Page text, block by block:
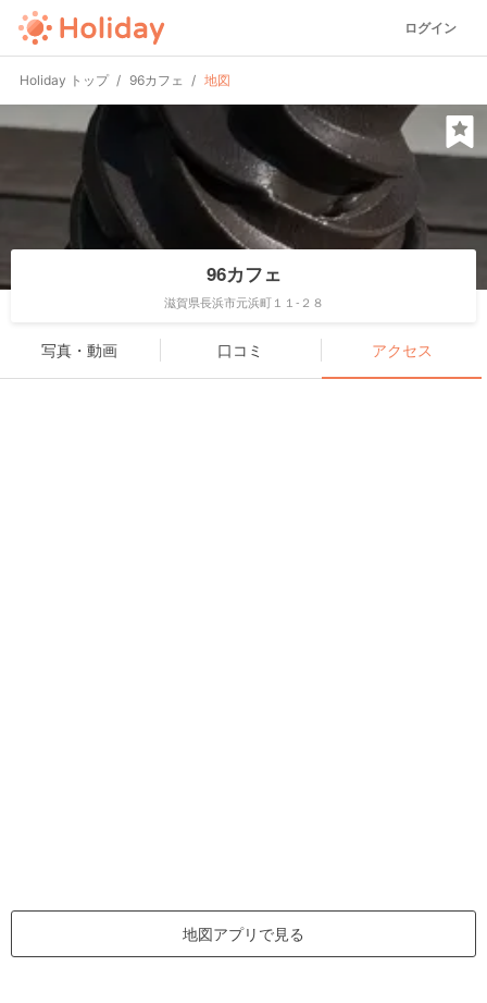
ログイン
Holiday トップ 96カフェ 地図
96カフェ
滋賀県長浜市元浜町１１-２８
写真・動画 口コミ アクセス
地図アプリで見る